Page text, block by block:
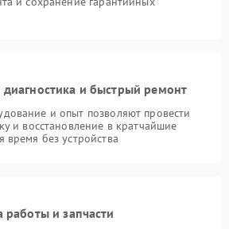
диагностика и быстрый ремонт
и опыт позволяют провести
и восстановление в кратчайшие
без устройства
работы и запчасти